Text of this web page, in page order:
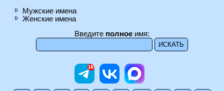
Мужские имена
Женские имена
Введите полное имя: